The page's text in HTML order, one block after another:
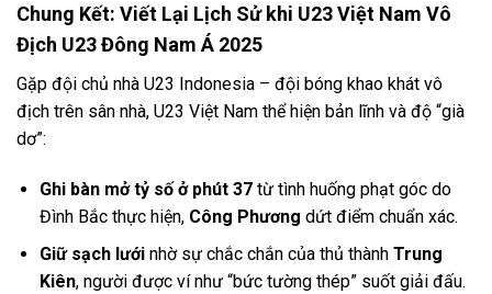
Chung Kết: Viết Lại Lịch Sử khi U23 Việt Nam Vô
Địch U23 Đông Nam Á 2025
Gặp đội chủ nhà U23 Indonesia – đội bóng khao khát vô
địch trên sân nhà, U23 Việt Nam thể hiện bản lĩnh và độ “già
dơ”:
Ghi bàn mở tỷ số ở phút 37từ tình huống phạt góc do
Đình Bắc thực hiện, Công Phương dứt điểm chuẩn xác.
Giữ sạch lướinhờ sự chắc chắn của thủ thành Trung
Kiên, người được ví như “bức tường thép” suốt giải đấu.